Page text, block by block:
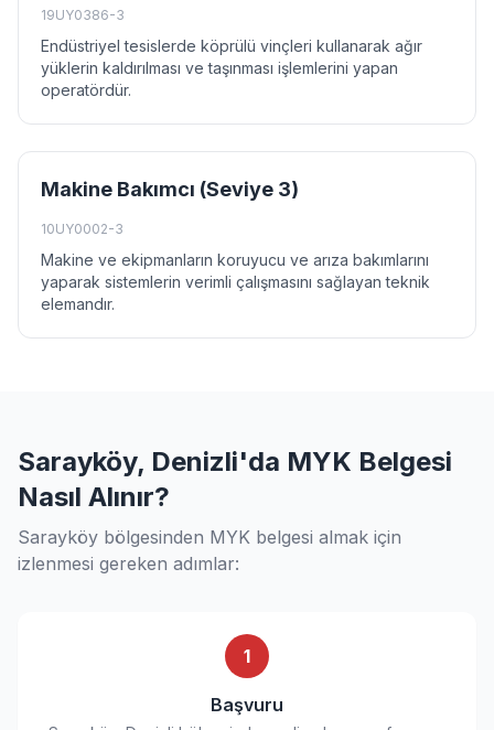
19UY0386-3
Endüstriyel tesislerde köprülü vinçleri kullanarak ağır
yüklerin kaldırılması ve taşınması işlemlerini yapan
operatördür.
Makine Bakımcı (Seviye 3)
10UY0002-3
Makine ve ekipmanların koruyucu ve arıza bakımlarını
yaparak sistemlerin verimli çalışmasını sağlayan teknik
elemandır.
Sarayköy, Denizli'da MYK Belgesi
Nasıl Alınır?
Sarayköy bölgesinden MYK belgesi almak için
izlenmesi gereken adımlar:
1
Başvuru